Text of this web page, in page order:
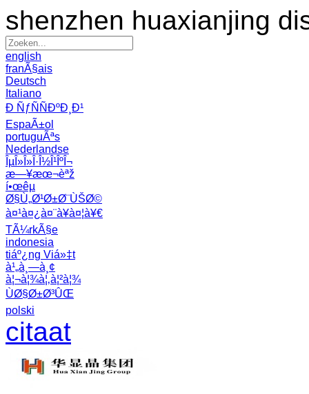
shenzhen huaxianjing
english
franÃ§ais
Deutsch
Italiano
Ð ÑƒÑÑÐºÐ¸Ð¹
EspaÃ±ol
portuguÃªs
Nederlandse
ÎµÎ»Î»Î·Î½Î¹ÎºÎ¬
æ—¥æœ¬èªž
í•œêµ­
Ø§Ù„Ø¹Ø±Ø¨ÙŠØ©
à¤¹à¤¿à¤¨à¥à¤¦à¥€
TÃ¼rkÃ§e
indonesia
tiáº¿ng Viá»‡t
à¹„à¸—à¸¢
à¦¬à¦¾à¦‚à¦²à¦¾
ÙØ§Ø±Ø³ÛŒ
polski
citaat